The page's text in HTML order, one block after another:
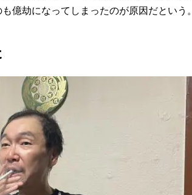
億劫になってしまったのが原因だという。